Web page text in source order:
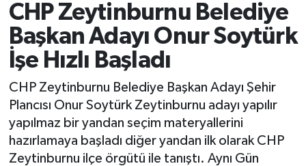
CHP Zeytinburnu Belediye
Başkan Adayı Onur Soytürk
İşe Hızlı Başladı
CHP Zeytinburnu Belediye Başkan Adayı Şehir
Plancısı Onur Soytürk Zeytinburnu adayı yapılır
yapılmaz bir yandan seçim materyallerini
hazırlamaya başladı diğer yandan ilk olarak CHP
Zeytinburnu ilçe örgütü ile tanıştı. Aynı Gün